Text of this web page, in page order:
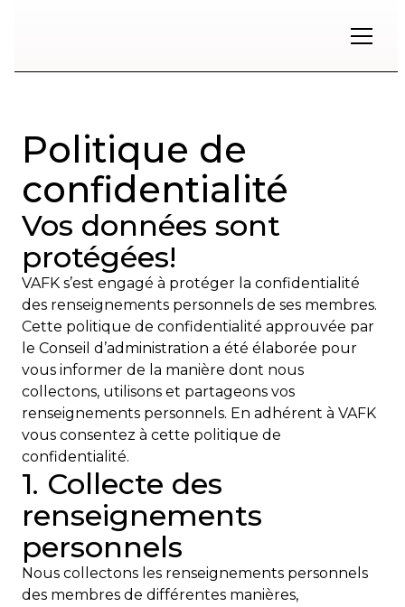
Politique de
confidentialité
Vos données sont
protégées!
VAFK s’est engagé à protéger la confidentialité
des renseignements personnels de ses membres.
Cette politique de confidentialité approuvée par
le Conseil d’administration a été élaborée pour
vous informer de la manière dont nous
collectons, utilisons et partageons vos
renseignements personnels. En adhérent à VAFK
vous consentez à cette politique de
confidentialité.
1. Collecte des
renseignements
personnels
Nous collectons les renseignements personnels
des membres de différentes manières,
Restons
contact
vous
à
notre
infolettre
pour
rester
à
l'affût
des
nouveautés.
Prénom
Courriel
*
Lien
FK
*